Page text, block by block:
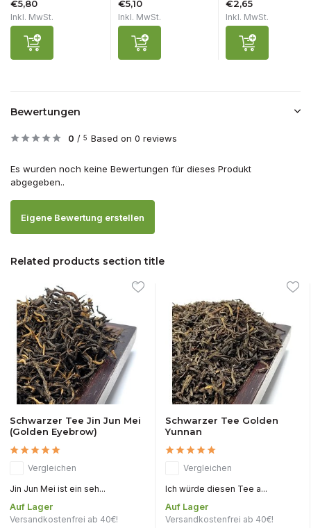
€5,80
Inkl. MwSt.
€5,10
Inkl. MwSt.
€2,65
Inkl. MwSt.
Bewertungen
0 / 5 Based on 0 reviews
Es wurden noch keine Bewertungen für dieses Produkt
abgegeben..
Eigene Bewertung erstellen
Related products section title
Schwarzer Tee Jin Jun Mei
(Golden Eyebrow)
Vergleichen
Jin Jun Mei ist ein seh...
Auf Lager
Versandkostenfrei ab 40€!
Schwarzer Tee Golden
Yunnan
Vergleichen
Ich würde diesen Tee a...
Auf Lager
Versandkostenfrei ab 40€!